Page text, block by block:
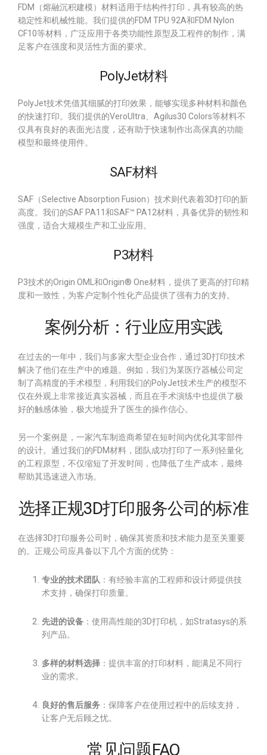
FDM（熔融沉积建模）材料适用于结构件打印，具有较高的热
稳定性和机械性能。我们提供的FDM TPU 92A和FDM Nylon
CF10等材料，广泛应用于各类功能性原型及工程件的制作，满
足客户在强度和灵活性方面的要求。
PolyJet材料
PolyJet技术凭借其细腻的打印效果，能够实现多种材料和颜色
的快速打印。我们提供的VeroUltra、Agilus30 Colors等材料不
仅具有良好的表面光洁度，还有助于快速制作出高保真的功能
模型和最终使用件。
SAF材料
SAF（Selective Absorption Fusion）技术则代表着3D打印的新
高度。我们的SAF PA11和SAF™ PA12材料，具备优异的韧性和
强度，适合大规模生产和工业应用。
P3材料
P3技术的Origin OML和Origin® One材料，提供了更高的打印精
度和一致性，为客户定制个性化产品提供了强有力的支持。
案例分析：行业应用实践
在过去的一年中，我们与多家大型企业合作，通过3D打印技术
解决了他们在生产中的难题。例如，我们为某医疗器械公司定
制了高精度的手术模型，利用我们的PolyJet技术生产的模型不
仅在外观上非常接近真实器械，而且在手术演练中也提供了极
好的触感体验，极大地提升了医生的操作信心。
另一个案例是，一家汽车制造商希望在短时间内优化其零部件
的设计。通过我们的FDM材料，团队成功打印了一系列轻量化
的工程原型，不仅缩短了开发时间，也降低了生产成本，最终
帮助其迅速进入市场。
选择正规3D打印服务公司的标准
在选择3D打印服务公司时，确保其资质和技术能力是至关重要
的。正规公司应具备以下几个方面的优势：
专业的技术团队 ：有经验丰富的工程师和设计师提供技
术支持，确保打印质量。
先进的设备 ：使用高性能的3D打印机，如Stratasys的系
列产品。
多样的材料选择 ：提供丰富的打印材料，能满足不同行
业的需求。
良好的售后服务 ：保障客户在使用过程中的后续支持，
让客户无后顾之忧。
常见问题FAQ